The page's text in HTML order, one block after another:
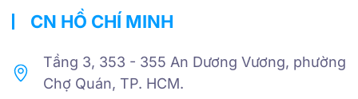
CN HỒ CHÍ MINH
Tầng 3, 353 - 355 An Dương Vương, phường
Chợ Quán, TP. HCM.